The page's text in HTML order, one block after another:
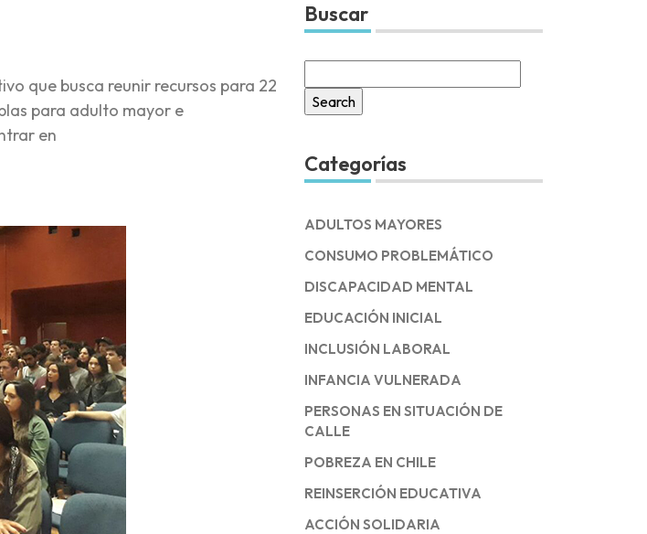
que busca reunir recursos para 22
para adulto mayor e
en
Buscar
for:
Categorías
ADULTOS MAYORES
CONSUMO PROBLEMÁTICO
DISCAPACIDAD MENTAL
EDUCACIÓN INICIAL
INCLUSIÓN LABORAL
INFANCIA VULNERADA
PERSONAS EN SITUACIÓN DE
CALLE
POBREZA EN CHILE
REINSERCIÓN EDUCATIVA
ACCIÓN SOLIDARIA